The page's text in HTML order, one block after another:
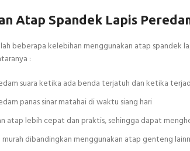
Atap Spandek Lapis
beberapa kelebihan menggunakan atap spandek
:
suara ketika ada benda terjatuh dan ketika
panas sinar matahai di waktu siang hari
atap lebih cepat dan praktis, sehingga dapat
murah dibandingkan menggunakan atap genteng